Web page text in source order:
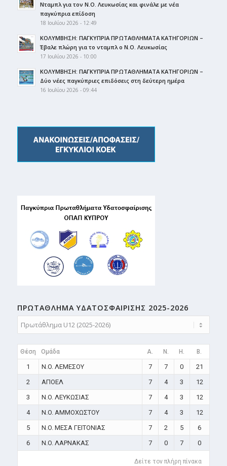
Νταμπλ για τον Ν.Ο. Λευκωσίας και φινάλε με νέα
παγκύπρια επίδοση
18 Ιουλίου 2026 - 12:49
ΚΟΛΥΜΒΗΣΗ: ΠΑΓΚΥΠΡΙΑ ΠΡΩΤΑΘΛΗΜΑΤΑ ΚΑΤΗΓΟΡΙΩΝ –
Έβαλε πλώρη για το νταμπλ ο Ν.Ο. Λευκωσίας
17 Ιουλίου 2026 - 10:00
ΚΟΛΥΜΒΗΣΗ: ΠΑΓΚΥΠΡΙΑ ΠΡΩΤΑΘΛΗΜΑΤΑ ΚΑΤΗΓΟΡΙΩΝ –
Δύο νέες παγκύπριες επιδόσεις στη δεύτερη ημέρα
16 Ιουλίου 2026 - 09:44
ΠΡΩΤΑΘΛΗMA ΥΔΑΤΟΣΦΑΙΡΙΣΗΣ 2025-2026
Θέση Ομάδα A. N. H. B.
1 N.O. ΛΕΜΕΣΟΥ 7 7 0
21
2
ΑΠΟΕΛ 7 4 3
12
3
N.O. ΛΕΥΚΩΣΙΑΣ 7 4 3
12
4
N.O. ΑΜΜΟΧΩΣΤΟΥ 7 4 3
12
5
N.O. ΜΕΣΑ ΓΕΙΤΟΝΙΑΣ 7 2 5
6
6
N.O. ΛΑΡΝΑΚΑΣ 7 0 7 0
Δείτε τον πλήρη πίνακα